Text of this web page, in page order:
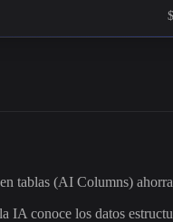
tablas (AI Columns)
IA conoce los datos